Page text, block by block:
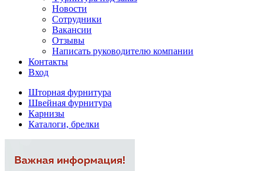
Новости
Сотрудники
Вакансии
Отзывы
Написать руководителю компании
Контакты
Вход
Шторная фурнитура
Швейная фурнитура
Карнизы
Каталоги, брелки